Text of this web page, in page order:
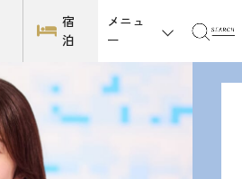
宿
泊
メニュ
ー